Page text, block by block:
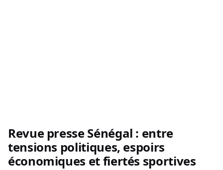
Revue presse Sénégal : entre
tensions politiques, espoirs
économiques et fiertés sportives